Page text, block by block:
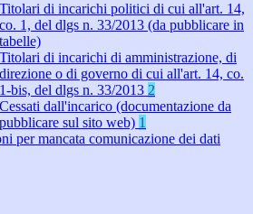
Titolari di incarichi politici di cui all'art. 14,
co. 1, del dlgs n. 33/2013 (da pubblicare in
tabelle)
Titolari di incarichi di amministrazione, di
direzione o di governo di cui all'art. 14, co.
1-bis, del dlgs n. 33/2013 2
Cessati dall'incarico (documentazione da
pubblicare sul sito web) 1
per mancata comunicazione dei dati